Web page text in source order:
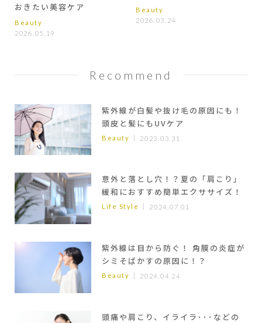
Recommend
紫外線が白髪や抜け毛の原因にも！
頭皮と髪にもUVケア
Beauty 2023.03.31
意外と落とし穴！？夏の「肩こり」
緩和におすすめ簡単エクササイズ！
Life Style 2024.07.01
紫外線は目から防ぐ！ 角膜の炎症が
シミそばかすの原因に！？
Beauty 2024.04.24
頭痛や肩こり、イライラ･･･などの
おきたい美容ケア
Beauty
2026.05.19
Beauty
2026.03.24